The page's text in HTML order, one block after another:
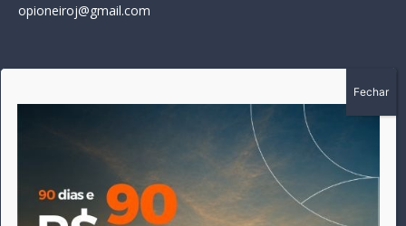
opioneiroj@gmail.com
A história do Pioneiro inicia em fevereiro de 2005 em
Canarana - MT, na época, como um jornal impresso semanal,
que chegou a possuir mil assinantes. Durante 15 anos, foram
publicadas 691 edições que narraram os acontecimentos
políticos, policiais e cotidianos de Canarana e região. Fiel a sua
origem, pautado sempre pela busca incessante da